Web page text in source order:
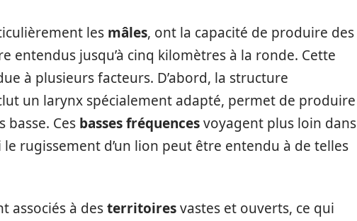
les mâles, ont la capacité de produire des
entendus jusqu’à cinq kilomètres à la ronde. Cette
à plusieurs facteurs. D’abord, la structure
un larynx spécialement adapté, permet de produire
basse. Ces basses fréquencesvoyagent plus loin dans
le rugissement d’un lion peut être entendu à de telles
associés à desterritoiresvastes et ouverts, ce qui